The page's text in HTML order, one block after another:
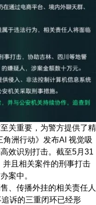
关重要，为警方提供了精
洲行动》发布AI 视觉吸
效识别打击。截至5月31
并且相关案件的刑事打击
案中。
、传播外挂的相关责任人
诉的三重闭环已经形